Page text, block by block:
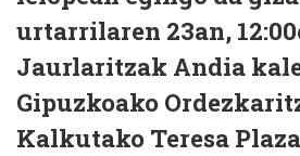
urtarrilaren 23an,
Jaurlaritzak Andia
Gipuzkoako
Kalkutako Teresa